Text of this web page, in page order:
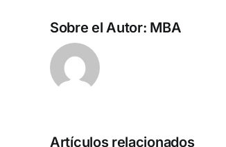
Sobre el Autor: MBA
Artículos relacionados